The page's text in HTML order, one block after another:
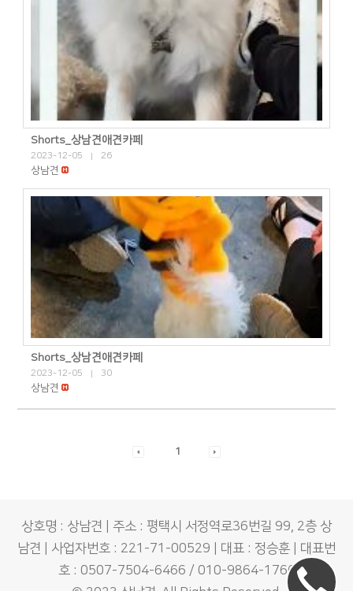
Shorts_상남견애견카페
2023-12-05 | 26
상남견
Shorts_상남견애견카페
2023-12-05 | 30
상남견
1
상호명 : 상남견 | 주소 : 평택시 서정역로36번길 99, 2층 상
남견 | 사업자번호 : 221-71-00529 | 대표 : 정승훈 | 대표번
호 : 0507-7504-6466 / 010-9864-1766